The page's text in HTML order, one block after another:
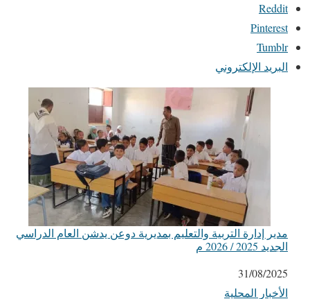
Reddit
Pinterest
Tumblr
البريد الإلكتروني
مدير إدارة التربية والتعليم بمديرية دوعن يدشن العام الدراسي
الجديد 2025 / 2026 م
التاريخ
31/08/2025
في ما يتعلق بما يأتي
الأخبار المحلية